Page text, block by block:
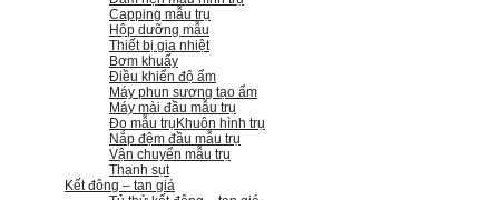
Capping mẫu trụ
Hộp dưỡng mẫu
Thiết bị gia nhiệt
Bơm khuấy
Điều khiển độ ẩm
Máy phun sương tạo ẩm
Máy mài đầu mẫu trụ
Đo mẫu trụ Khuôn hình trụ
Nắp đệm đầu mẫu trụ
Vận chuyển mẫu trụ
Thanh sụt
Kết đông – tan giá